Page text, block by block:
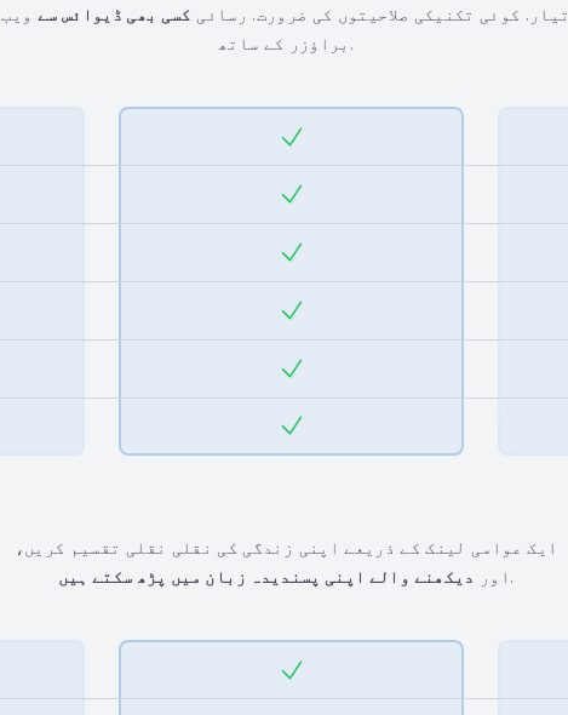
تیار. کوئی تکنیکی صلاحیتوں کی ضرورت. رسائی کسی بھی ڈیوائس سے ویب
براؤزر کے ساتھ.
ایک عوامی لینک کے ذریعے اپنی زندگی کی نقلی نقلی تقسیم کریں،
اور
دیکھنے والے اپنی پسندیدہ زبان میں پڑھ سکتے ہیں .